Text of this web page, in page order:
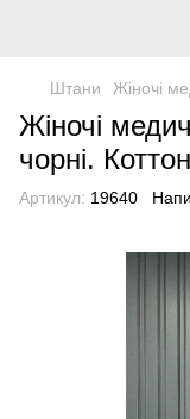
Штани Жіночі
Жіночі
чорні. Коттон
Артикул: 19640